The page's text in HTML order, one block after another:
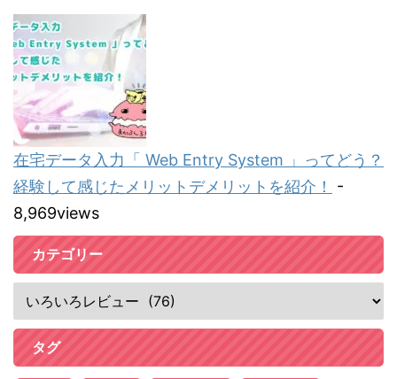
在宅データ入力「 Web Entry System 」ってどう？
経験して感じたメリットデメリットを紹介！
-
8,969views
カテゴリー
タグ